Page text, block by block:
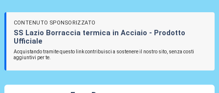
CONTENUTO SPONSORIZZATO
SS Lazio Borraccia termica in Acciaio - Prodotto
Ufficiale
Acquistando tramite questo link contribuisci a sostenere il nostro sito, senza costi
aggiuntivi per te.